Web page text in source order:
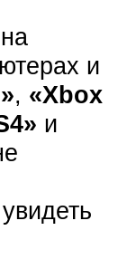
и
, «Xbox
и